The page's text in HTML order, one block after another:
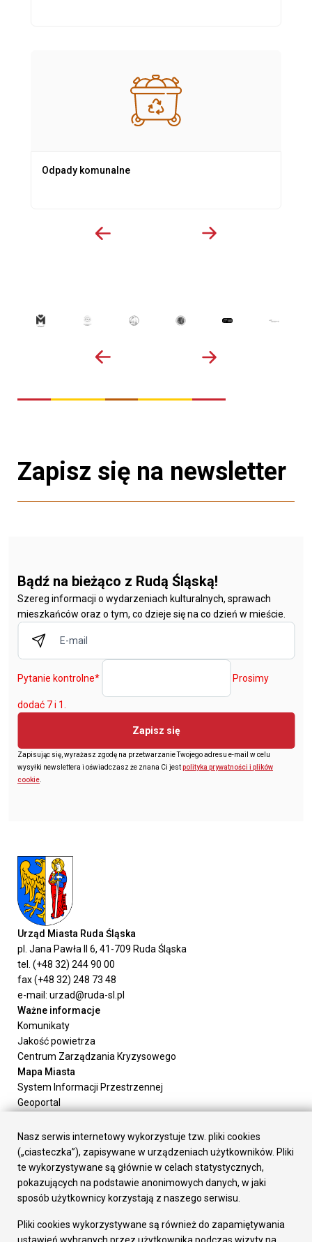
Odpady komunalne
Zapisz się na newsletter
Bądź na bieżąco z Rudą Śląską!
Szereg informacji o wydarzeniach kulturalnych, sprawach
mieszkańców oraz o tym, co dzieje się na co dzień w mieście.
Pytanie kontrolne* Prosimy
dodać 7 i 1.
Zapisz się
Zapisując się, wyrażasz zgodę na przetwarzanie Twojego adresu e-mail w celu
wysyłki newslettera i oświadczasz że znana Ci jestpolityka prywatności i plików
cookie.
Urząd Miasta Ruda Śląska
pl. Jana Pawła II 6, 41-709 Ruda Śląska
tel. (+48 32) 244 90 00
fax (+48 32) 248 73 48
e-mail: urzad@ruda-sl.pl
Ważne informacje
Komunikaty
Jakość powietrza
Centrum Zarządzania Kryzysowego
Mapa Miasta
System Informacji Przestrzennej
Geoportal
Załatw sprawę
Prezydent Miasta
Rada Miasta
Wydziały
Elektroniczna Skrzynka Podawcza
Gospodarka
Nasz serwis internetowy wykorzystuje tzw. pliki cookies
(„ciasteczka”), zapisywane w urządzeniach użytkowników. Pliki
te wykorzystywane są głównie w celach statystycznych,
pokazujących na podstawie anonimowych danych, w jaki
sposób użytkownicy korzystają z naszego serwisu.
Pliki cookies wykorzystywane są również do zapamiętywania